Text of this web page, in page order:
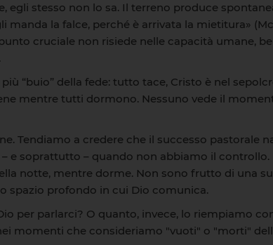
stesso non lo sa. Il terreno produce
la falce, perché è arrivata la mietitura»
cruciale non risiede nelle capacità umane,
“buio” della fede: tutto tace, Cristo è nel
mentre tutti dormono. Nessuno vede il
Tendiamo a credere che il successo pastorale
e soprattutto – quando non abbiamo il
notte, mentre dorme. Non sono frutto di una
spazio profondo in cui Dio comunica.
per parlarci? O quanto, invece, lo riempiamo
momenti che consideriamo "vuoti" o "morti"